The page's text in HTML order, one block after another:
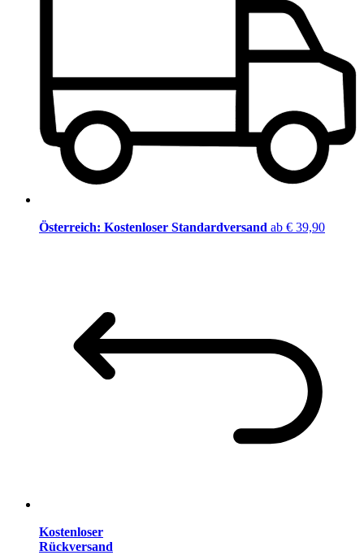
Österreich: Kostenloser Standardversand ab € 39,90
Kostenloser
Rückversand